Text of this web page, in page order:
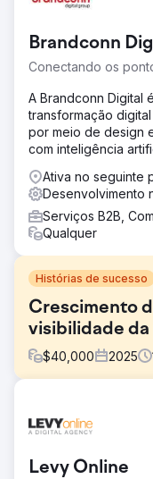
Brandconn
Conectando os
A Brandconn Digital
transformação
por meio de design
com inteligência
Ativa no seguinte
Desenvolvimento
Serviços B2B,
Qualquer
Histórias de sucesso
Crescimento
visibilidade da
$40,000 2025
Como líder em
consumo e
para expandir a
Levy Online